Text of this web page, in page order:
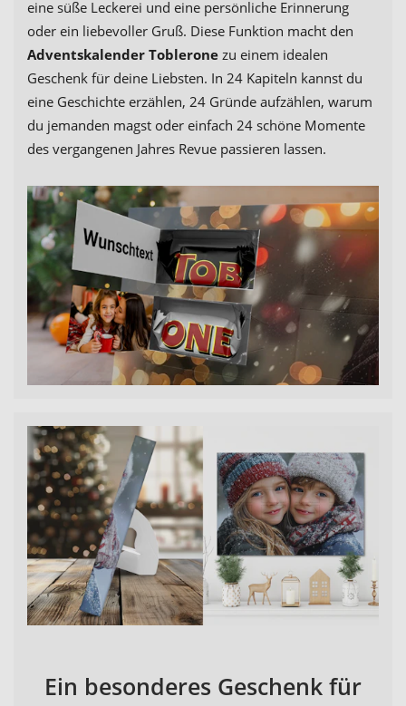
eine süße Leckerei und eine persönliche Erinnerung
oder ein liebevoller Gruß. Diese Funktion macht den
Adventskalender Toblerone zu einem idealen
Geschenk für deine Liebsten. In 24 Kapiteln kannst du
eine Geschichte erzählen, 24 Gründe aufzählen, warum
du jemanden magst oder einfach 24 schöne Momente
des vergangenen Jahres Revue passieren lassen.
Ein besonderes Geschenk für